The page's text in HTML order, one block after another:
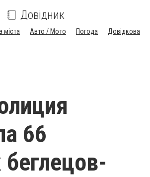
Довідник
міста Авто / Мото Погода Довідкова
66